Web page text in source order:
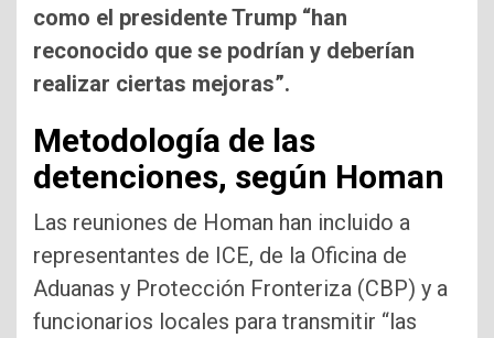
como el presidente Trump “han
reconocido que se podrían y deberían
realizar ciertas mejoras”.
Metodología de las
detenciones, según Homan
Las reuniones de Homan han incluido a
representantes de ICE, de la Oficina de
Aduanas y Protección Fronteriza (CBP) y a
funcionarios locales para transmitir “las